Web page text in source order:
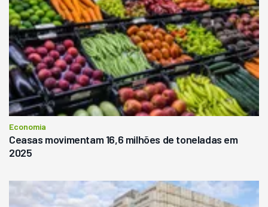
Economia
Ceasas movimentam 16,6 milhões de toneladas em
2025